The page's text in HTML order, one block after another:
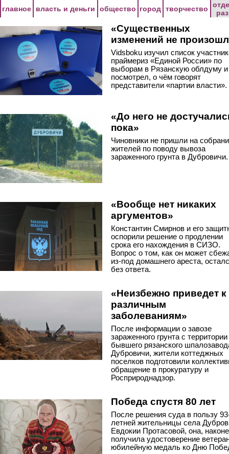
главное власть и деньги общество город творчество
«Существенных
изменений не
Vidsboku изучил список
праймериз «Единой России» по
выборам в Рязанскую облдуму и
посмотрел, о чём говорят
представители «партии власти».
«До него не
пока»
Чиновники не пришли на
жителей по поводу вывоза
зараженного грунта в Дубровичи.
«Вообще нет никаких
аргументов»
Константин Смирнов и его
оспорили решение о продлении
срока его нахождения в СИЗО.
Вопрос о том, как он может
из-под домашнего ареста,
без ответа.
«Неизбежно приведет к
различным
заболеваниям»
После информации о завозе
зараженного грунта с территории
бывшего рязанского
Дубровичи, жители коттеджных
поселков подготовили
обращение в прокуратуру и
Росприроднадзор.
Победа спустя 80 лет
После решения суда в пользу
летней жительницы села
Евдокии Протасовой, она,
получила удостоверение
юбилейную медаль ко Дню